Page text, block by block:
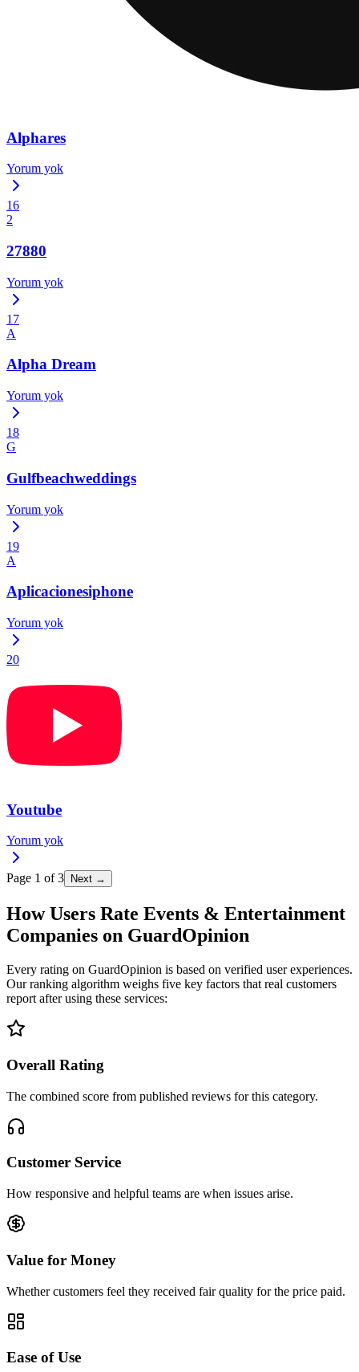
Alphares
Yorum yok
16
2
27880
Yorum yok
17
A
Alpha Dream
Yorum yok
18
G
Gulfbeachweddings
Yorum yok
19
A
Aplicacionesiphone
Yorum yok
20
Youtube
Yorum yok
Page 1 of3 Next →
How Users Rate Events & Entertainment
Companies on GuardOpinion
Every rating on GuardOpinion is based on verified user experiences.
Our ranking algorithm weighs five key factors that real customers
report after using these services:
Overall Rating
The combined score from published reviews for this category.
Customer Service
How responsive and helpful teams are when issues arise.
Value for Money
Whether customers feel they received fair quality for the price paid.
Ease of Use